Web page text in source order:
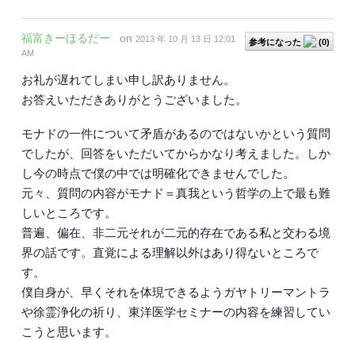
参考になった (0)
福富きーほるだー on 2013 年 10 月 13 日 12:01
AM
お礼が遅れてしまい申し訳ありません。
お答えいただきありがとうございました。
モナドの一件について矛盾があるのではないかという質問
でしたが、回答をいただいてからかなり考えました。しか
し今の時点で僕の中では明確化できませんでした。
元々、質問の内容がモナド＝真我という哲学の上で最も難
しいところです。
普遍、偏在、非二元それが二元的存在である私と交わる境
界の話です。直覚による理解以外はあり得ないところで
す。
僕自身が、早くそれを体現できるようガヤトリーマントラ
や徐霊浄化の祈り、東洋医学セミナーの内容を練習してい
こうと思います。